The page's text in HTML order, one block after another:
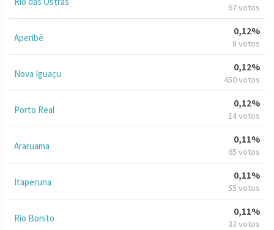
67 votos
Aperibé
0,12%
8 votos
Nova Iguaçu
0,12%
450 votos
Porto Real
0,12%
14 votos
Araruama
0,11%
65 votos
Itaperuna
0,11%
55 votos
Rio Bonito
0,11%
33 votos